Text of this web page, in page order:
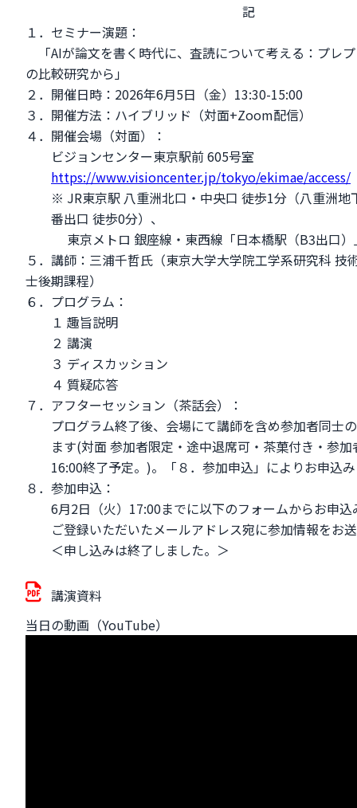
記
１．セミナー演題：
「AIが論文を書く時代に、査読について考える：プレ
の比較研究から」
２．開催日時：2026年6月5日（金）13:30-15:00
３．開催方法：ハイブリッド（対面+Zoom配信）
４．開催会場（対面）：
ビジョンセンター東京駅前 605号室
https://www.visioncenter.jp/tokyo/ekimae/access/
※ JR東京駅 八重洲北口・中央口 徒歩1分（八重洲地
番出口 徒歩0分）、
東京メトロ 銀座線・東西線「日本橋駅（B3出口
５．講師：三浦千哲氏（東京大学大学院工学系研究科 技
士後期課程）
６．プログラム：
１ 趣旨説明
２ 講演
３ ディスカッション
４ 質疑応答
７．アフターセッション（茶話会）：
プログラム終了後、会場にて講師を含め参加者同士
ます(対面 参加者限定・途中退席可・茶菓付き・参
16:00終了予定。)。「８．参加申込」によりお申込
８．参加申込：
6月2日（火）17:00までに以下のフォームからお申
ご登録いただいたメールアドレス宛に参加情報をお
＜申し込みは終了しました。＞
講演資料
当日の動画（YouTube）